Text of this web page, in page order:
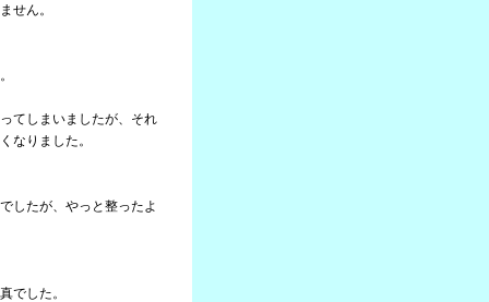
せん。
てしまいましたが、それ
なりました。
したが、やっと整ったよ
でした。